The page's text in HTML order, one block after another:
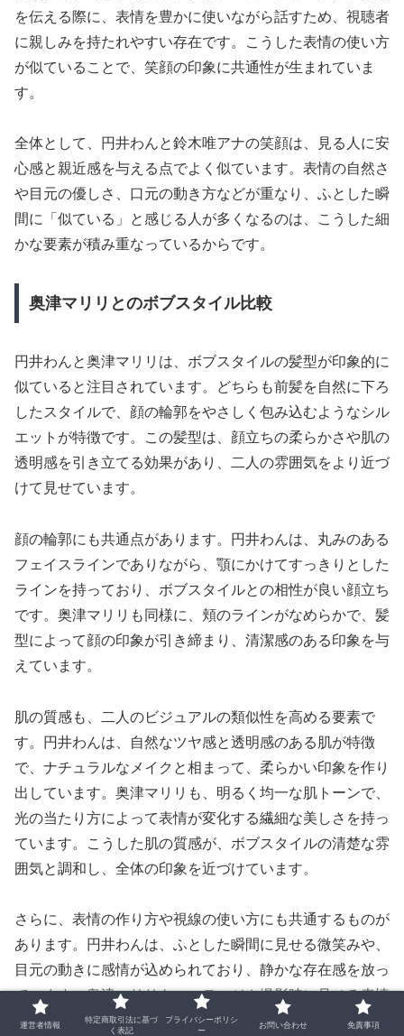
を伝える際に、表情を豊かに使いながら話すため、視聴者
に親しみを持たれやすい存在です。こうした表情の使い方
が似ていることで、笑顔の印象に共通性が生まれていま
す。
全体として、円井わんと鈴木唯アナの笑顔は、見る人に安
心感と親近感を与える点でよく似ています。表情の自然さ
や目元の優しさ、口元の動き方などが重なり、ふとした瞬
間に「似ている」と感じる人が多くなるのは、こうした細
かな要素が積み重なっているからです。
奥津マリリとのボブスタイル比較
円井わんと奥津マリリは、ボブスタイルの髪型が印象的に
似ていると注目されています。どちらも前髪を自然に下ろ
したスタイルで、顔の輪郭をやさしく包み込むようなシル
エットが特徴です。この髪型は、顔立ちの柔らかさや肌の
透明感を引き立てる効果があり、二人の雰囲気をより近づ
けて見せています。
顔の輪郭にも共通点があります。円井わんは、丸みのある
フェイスラインでありながら、顎にかけてすっきりとした
ラインを持っており、ボブスタイルとの相性が良い顔立ち
です。奥津マリリも同様に、頬のラインがなめらかで、髪
型によって顔の印象が引き締まり、清潔感のある印象を与
えています。
肌の質感も、二人のビジュアルの類似性を高める要素で
す。円井わんは、自然なツヤ感と透明感のある肌が特徴
で、ナチュラルなメイクと相まって、柔らかい印象を作り
出しています。奥津マリリも、明るく均一な肌トーンで、
光の当たり方によって表情が変化する繊細な美しさを持っ
ています。こうした肌の質感が、ボブスタイルの清楚な雰
囲気と調和し、全体の印象を近づけています。
さらに、表情の作り方や視線の使い方にも共通するものが
あります。円井わんは、ふとした瞬間に見せる微笑みや、
目元の動きに感情が込められており、静かな存在感を放っ
ています。奥津マリリも、ステージや撮影時に見せる表情
が柔らかく、視線に奥行きがあるため、写真や映像での印
運営者情報
特定商取引法に基づ
く表記
プライバシーポリシ
ー
お問い合わせ 免責事項